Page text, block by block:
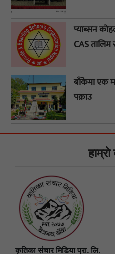
प्याब्सन
CAS
बाँकेमा एक
पक्राउ
हाम्राे
कृतिका संचार मिडिया प्रा. लि.